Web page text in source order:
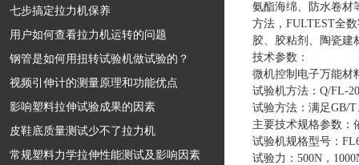
七步搞定拉力机保养
用户如何查看拉力机运转的问题
钢管是如何用扭转试验机做试验的？
视频引伸计的测量原理和功能优点
影响塑料拉伸试验成果的因素
皮鞋底质量测试少不了拉力机
常规塑料力学拉伸性能测试及影响因素
氨酯海绵、防水卷材
方法，FULTEST全
胶、胶粘剂、陶瓷建
技术参数：
微机控制电子万能材
试验机方法 ： Q/FL-
试验方法 ： 满足GB/
主要技术规格参数 ：
试验机规格型号 ：
试验力 ： 500N ，